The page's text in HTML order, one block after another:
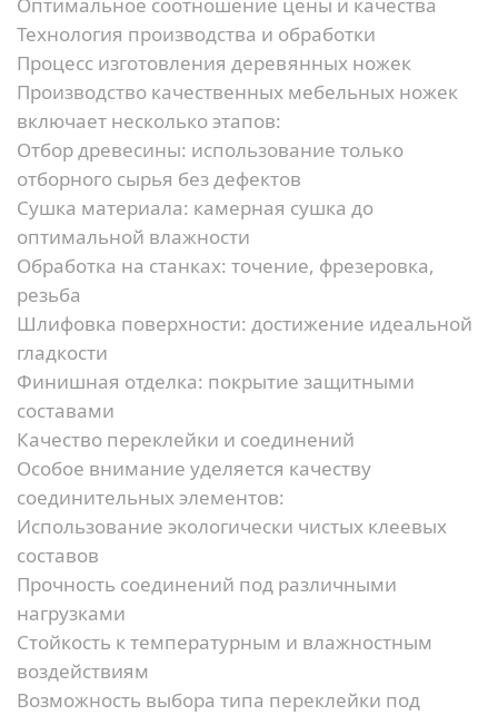
Оптимальное соотношение цены и качества
Технология производства и обработки
Процесс изготовления деревянных ножек
Производство качественных мебельных ножек
включает несколько этапов:
Отбор древесины: использование только
отборного сырья без дефектов
Сушка материала: камерная сушка до
оптимальной влажности
Обработка на станках: точение, фрезеровка,
резьба
Шлифовка поверхности: достижение идеальной
гладкости
Финишная отделка: покрытие защитными
составами
Качество переклейки и соединений
Особое внимание уделяется качеству
соединительных элементов:
Использование экологически чистых клеевых
составов
Прочность соединений под различными
нагрузками
Стойкость к температурным и влажностным
воздействиям
Возможность выбора типа переклейки под